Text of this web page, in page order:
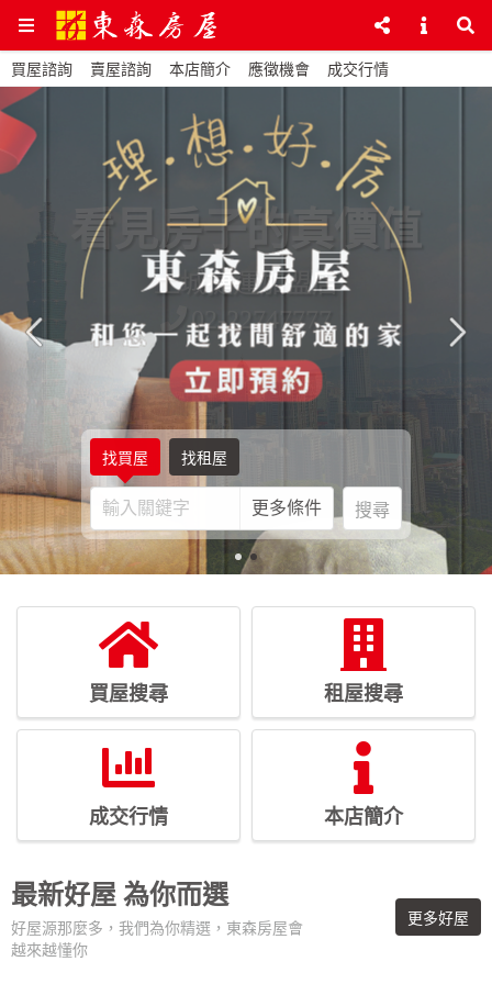
買屋諮詢 賣屋諮詢 本店簡介 應徵機會 成交行情
看見房子的真價值
土城捷運加盟店
02-22747777
找買屋 找租屋
更多條件 搜尋
買屋搜尋 租屋搜尋
成交行情 本店簡介
最新好屋 為你而選
好屋源那麼多，我們為你精選，東森房屋會
越來越懂你
更多好屋